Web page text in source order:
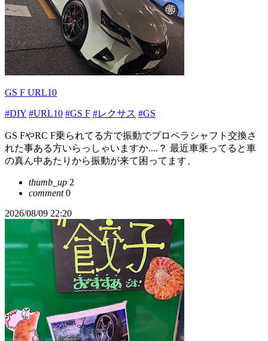
GS F URL10
#DIY #URL10 #GS F #レクサス #GS
GS FやRC F乗られてる方で振動でプロペラシャフト交換さ
れた事ある方いらっしゃいますか....？ 最近車乗ってると車
の真ん中あたりから振動が来て困ってます、
thumb_up 2
comment0
2026/08/09 22:20